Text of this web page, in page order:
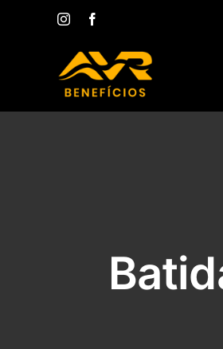
Instagram